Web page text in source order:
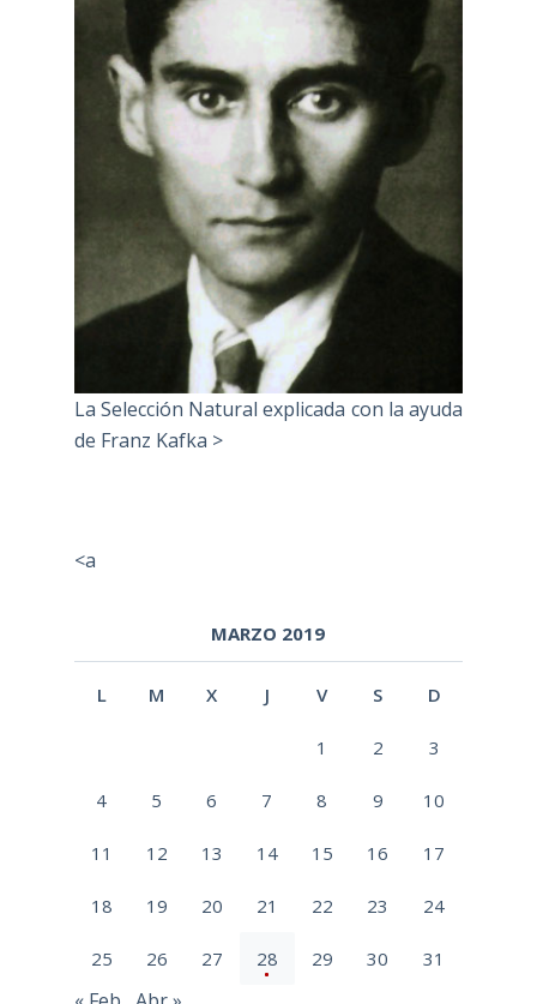
La Selección Natural explicada con la ayuda
de Franz Kafka >
<a
MARZO 2019
L M X J V S D
1 2 3
4 5 6 7 8 9 10
11 12 13 14 15 16 17
18 19 20 21 22 23 24
25 26 27 28 29 30 31